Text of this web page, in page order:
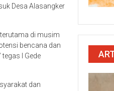
Desa Alasangker
di musim
bencana dan
I Gede
dan